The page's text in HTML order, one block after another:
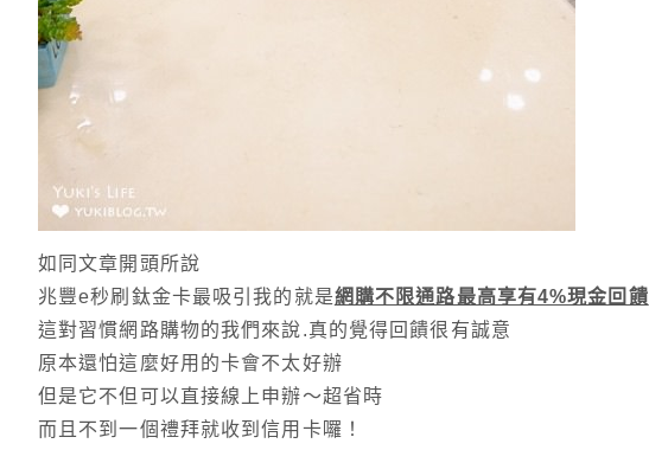
如同文章開頭所說
兆豐e秒刷鈦金卡最吸引我的就是網購不限通路最高享有4%現金回饋
這對習慣網路購物的我們來說.真的覺得回饋很有誠意
原本還怕這麼好用的卡會不太好辦
但是它不但可以直接線上申辦～超省時
而且不到一個禮拜就收到信用卡囉！